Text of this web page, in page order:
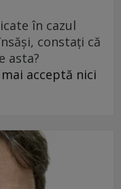
în cazul
constați că
asta?
acceptă nici